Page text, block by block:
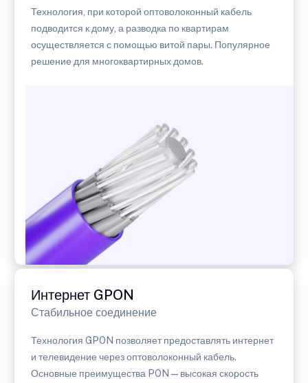
Технология, при которой оптоволоконный кабель
подводится к дому, а разводка по квартирам
осуществляется с помощью витой пары. Популярное
решение для многоквартирных домов.
Интернет GPON
Стабильное соединение
Технология GPON позволяет предоставлять интернет
и телевидение через оптоволоконный кабель.
Основные преимущества PON — высокая скорость